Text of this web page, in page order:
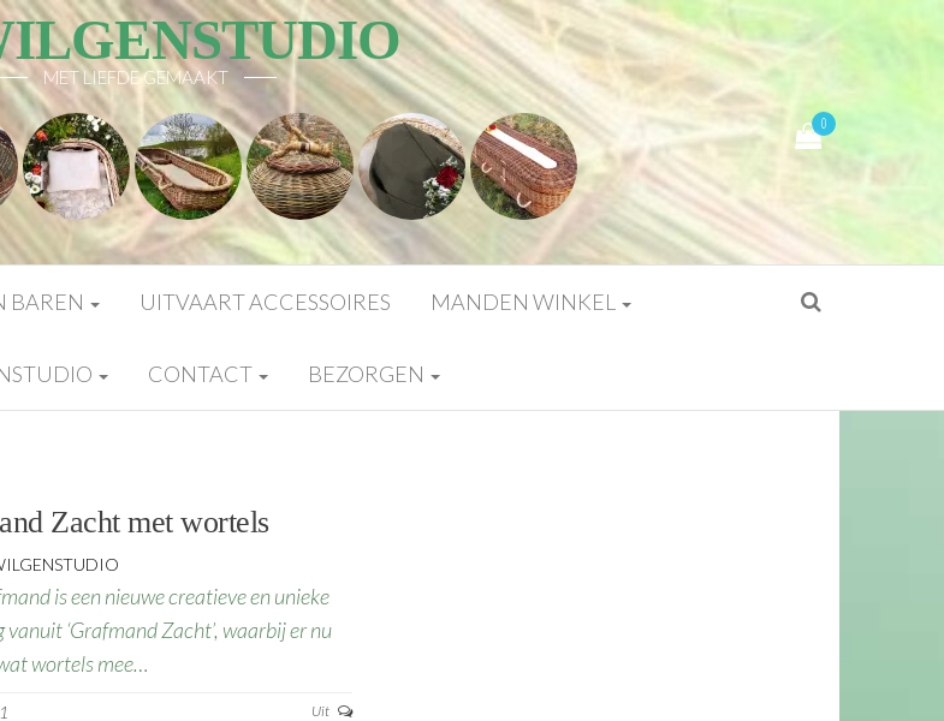
MET LIEFDE GEMAAKT
0
BAREN UITVAART ACCESSOIRES MANDEN WINKEL
CONTACT BEZORGEN
Zacht met wortels
is een nieuwe creatieve en unieke
‘Grafmand Zacht’, waarbij er nu
wortels mee…
Uit